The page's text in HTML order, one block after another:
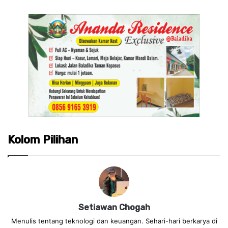
Kolom Pilihan
Setiawan Chogah
Menulis tentang teknologi dan keuangan. Sehari-hari berkarya di